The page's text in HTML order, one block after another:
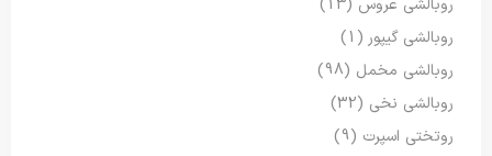
روبالشی عروس (13)
روبالشی گیپور(1)
روبالشی مخمل (98)
روبالشی نخی (32)
روتختی اسپرت (9)